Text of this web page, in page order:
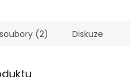
(2) Diskuze